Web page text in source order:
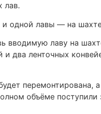
лав.
одной лавы — на
вводимую лаву на
два ленточных
перемонтирована, а
объёме поступили